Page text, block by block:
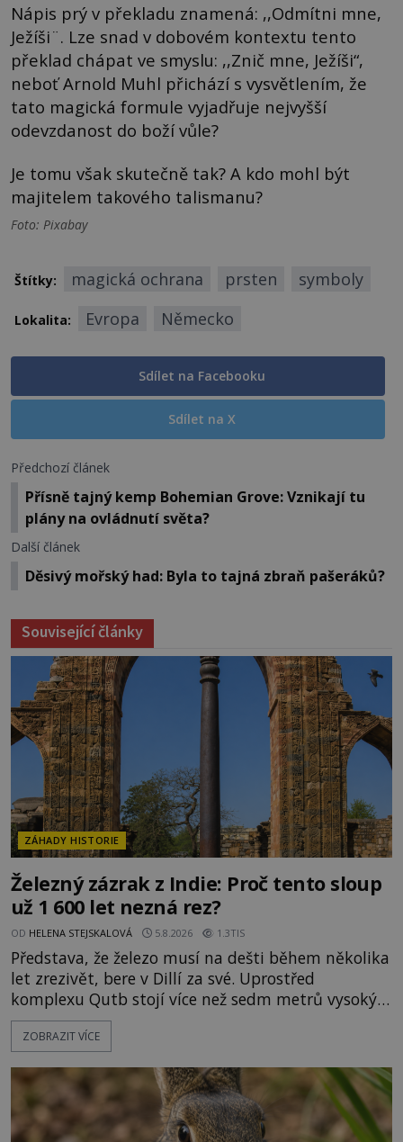
Nápis prý v překladu znamená: ,,Odmítni mne,
Ježíši¨. Lze snad v dobovém kontextu tento
překlad chápat ve smyslu: ,,Znič mne, Ježíši“,
neboť Arnold Muhl přichází s vysvětlením, že
tato magická formule vyjadřuje nejvyšší
odevzdanost do boží vůle?
Je tomu však skutečně tak? A kdo mohl být
majitelem takového talismanu?
Foto: Pixabay
Štítky: magická ochrana prsten symboly
Lokalita: Evropa Německo
Sdílet na Facebooku
Sdílet na X
Předchozí článek
Přísně tajný kemp Bohemian Grove: Vznikají tu
plány na ovládnutí světa?
Další článek
Děsivý mořský had: Byla to tajná zbraň pašeráků?
Související články
ZÁHADY HISTORIE
Železný zázrak z Indie: Proč tento sloup
už 1 600 let nezná rez?
OD HELENA STEJSKALOVÁ 5.8.2026 1.3TIS
Představa, že železo musí na dešti během několika
let zrezivět, bere v Dillí za své. Uprostřed
komplexu Qutb stojí více než sedm metrů vysoký
železný sloup, který už přibližně 1 600 let odolává
počasí s jen nepatrnými stopami koroze. Jeho
ztracených technologiích či tajemných
materiálech. Moderní metalurgie však ukazuje, že
skutečné vysvětlení je ješt
ZOBRAZIT VÍCE